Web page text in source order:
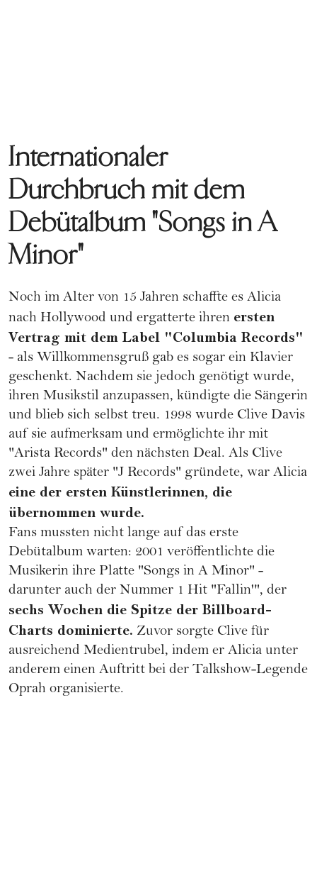
Internationaler
Durchbruch mit dem
Debütalbum "Songs in A
Minor"
Noch im Alter von 15 Jahren schaffte es Alicia
nach Hollywood und ergatterte ihren ersten
Vertrag mit dem Label "Columbia Records"
- als Willkommensgruß gab es sogar ein Klavier
geschenkt. Nachdem sie jedoch genötigt wurde,
ihren Musikstil anzupassen, kündigte die Sängerin
und blieb sich selbst treu. 1998 wurde Clive Davis
auf sie aufmerksam und ermöglichte ihr mit
"Arista Records" den nächsten Deal. Als Clive
zwei Jahre später "J Records" gründete, war Alicia
eine der ersten Künstlerinnen, die
übernommen wurde.
Fans mussten nicht lange auf das erste
Debütalbum warten: 2001 veröffentlichte die
Musikerin ihre Platte "Songs in A Minor" -
darunter auch der Nummer 1 Hit "Fallin'", der
sechs Wochen die Spitze der Billboard-
Charts dominierte. Zuvor sorgte Clive für
ausreichend Medientrubel, indem er Alicia unter
anderem einen Auftritt bei der Talkshow-Legende
Oprah organisierte.